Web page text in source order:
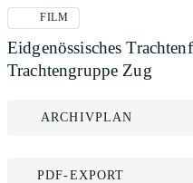
FILM
Eidgenössisches
Trachtengruppe Zug
ARCHIVPLAN
PDF-EXPORT